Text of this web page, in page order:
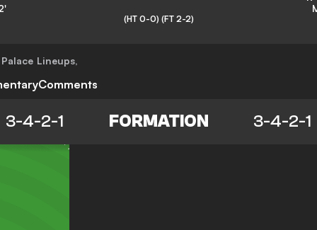
(HT 0-0) (FT 2-2)
Lineups,
Comments
3-4-2-1 FORMATION 3-4-2-1